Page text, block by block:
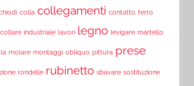
colla collegamenti contatto ferro
industriale lavori legno levigare martello
molare montaggi obliquo pittura prese
rondelle rubinetto sbavare sostituzione